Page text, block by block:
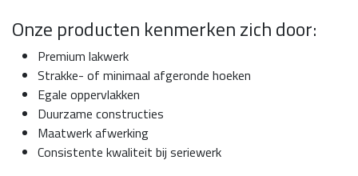
Onze producten kenmerken zich door:
Premium lakwerk
Strakke- of minimaal afgeronde hoeken
Egale oppervlakken
Duurzame constructies
Maatwerk afwerking
Consistente kwaliteit bij seriewerk